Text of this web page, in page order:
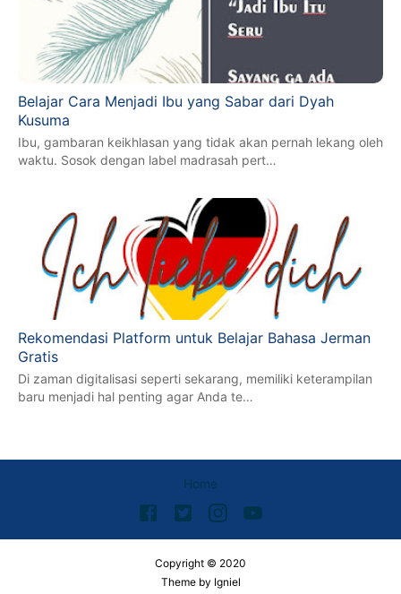
Belajar Cara Menjadi Ibu yang Sabar dari Dyah
Kusuma
Ibu, gambaran keikhlasan yang tidak akan pernah lekang oleh
waktu. Sosok dengan label madrasah pert…
Rekomendasi Platform untuk Belajar Bahasa Jerman
Gratis
Di zaman digitalisasi seperti sekarang, memiliki keterampilan
baru menjadi hal penting agar Anda te…
Home
Copyright © 2020
Theme by Igniel